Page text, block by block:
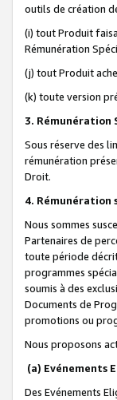
outils de création
(i) tout Produit
Rémunération
(j) tout Produit
(k) toute version
3. Rémunération
Sous réserve des
rémunération
Droit.
4. Rémunération
Nous sommes
Partenaires de
toute période
programmes
soumis à des
Documents de
promotions ou
Nous proposons
(a) Evénements
Des Evénements